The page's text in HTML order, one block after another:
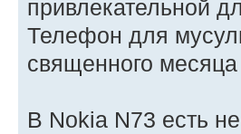
привлекательной
Телефон для
священного
В Nokia N73 есть